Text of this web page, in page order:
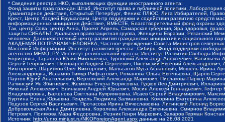
* Сведения реестра НКО, выполняющих функции иностранного агента:
Фонд защиты прав граждан Штаб, Институт права и публичной политики,
Гуманитарное действие, Открытый Петербург, Феникс ПЛЮС, Лига Избирателей,
Крест, Центр Хасдей Ерушалаим, Центр поддержки и содействия развитию средств
информационных инициатив Действие, ВМЕСТЕ, Благотворительный фонд охраны
Так, центр Сова, центр Анна, Проект Апрель, Самарская губерния, Эра здоровья,
защиты СИБАЛЬТ, Уральская правозащитная группа, Женщины Евразии, Рязанский
человека, Дальневосточный центр развития гражданских инициатив и социального
АКАДЕМИЯ ПО ПРАВАМ ЧЕЛОВЕКА, Частное учреждение Совета Министров северных
Массовой Информации, Институт развития прессы - Сибирь, Фонд поддержки
агентство МЕМО. РУ, Институт региональной прессы, Институт Развития Свободы
Борисовна, Таранова Юлия Николаевна, Туровский Александр Алексеевич,
Сергей Георгиевич, Пивоваров Андрей Сергеевич, Писемский Евгений
Викторович, Шарипков Олег Викторович, Мальсагов Муса Асланович, Мошель Ирина
Александровна, Исламов Тимур Рифгатович, Романова Ольга Евгеньевна, Щаров
Паутов Юрий Анатольевич, Верховский Александр Маркович, Пислакова-Паркер
Рачинский Ян Збигневич, Жемкова Елена Борисовна, Гудков Лев Дмитриевич,
Николай Алексеевич, Блинушов Андрей Юрьевич, Мосин Алексей Геннадьевич,
Владимировна, Баженова Светлана Куприяновна, Исаев Сергей Владимирович,
Буртина Елена Юрьевна, Гендель Людмила Залмановна, Кокорина Екатерина
Подузов Сергей Васильевич, Протасова Ирина Вячеславовна, Литинский Леонид
Добровольская Анна Дмитриевна, Королева Александра Евгеньевна, Смирнов
Петрович, Полякова Мара Федоровна, Резник Генри Маркович, Захаров Герман
Источник: http://unro.minjust.ru/NKOForeignAgent.aspx данные на 28.08.2021